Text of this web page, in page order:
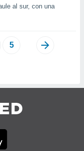
al sur, con una
5